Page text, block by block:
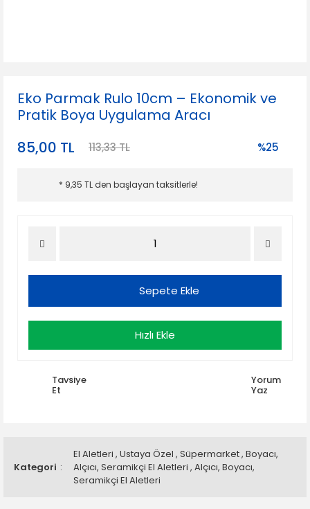
Kategori
El Aletleri , Ustaya Özel , Süpermarket, Boyacı,
Alçıcı, Seramikçi El Aletleri , Alçıcı, Boyacı,
Seramikçi El Aletleri
Eko Parmak Rulo 10cm – Ekonomik ve
Pratik Boya Uygulama Aracı
85,00 TL
113,33 TL %25
* 9,35 TL den başlayan taksitlerle!
Sepete Ekle
Hızlı Ekle
Tavsiye
Et
Yorum
Yaz